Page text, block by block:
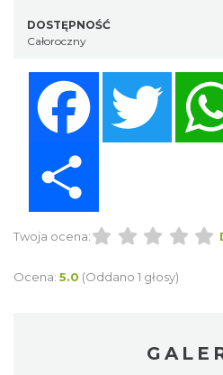
DOSTĘPNOŚĆ
Całoroczny
Twitter
Twoja ocena:
Ocena: 5.0 (Oddano 1 głosy)